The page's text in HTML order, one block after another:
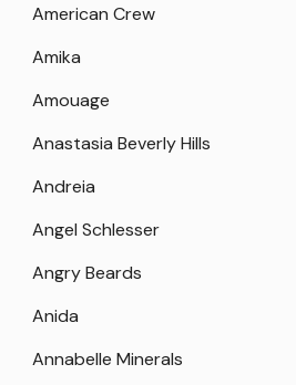
American Crew
Amika
Amouage
Anastasia Beverly Hills
Andreia
Angel Schlesser
Angry Beards
Anida
Annabelle Minerals